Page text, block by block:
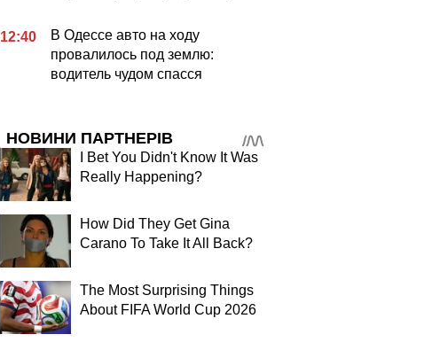
12:40
В Одессе авто на ходу
провалилось под землю:
водитель чудом спасся
НОВИНИ ПАРТНЕРІВ
I Bet You Didn't Know It Was
Really Happening?
How Did They Get Gina
Carano To Take It All Back?
The Most Surprising Things
About FIFA World Cup 2026